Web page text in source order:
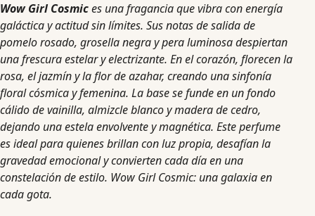
Wow Girl Cosmices una fragancia que vibra con energía
galáctica y actitud sin límites. Sus notas de salida de
pomelo rosado, grosella negra y pera luminosa despiertan
una frescura estelar y electrizante. En el corazón, florecen la
rosa, el jazmín y la flor de azahar, creando una sinfonía
floral cósmica y femenina. La base se funde en un fondo
cálido de vainilla, almizcle blanco y madera de cedro,
dejando una estela envolvente y magnética. Este perfume
es ideal para quienes brillan con luz propia, desafían la
gravedad emocional y convierten cada día en una
constelación de estilo. Wow Girl Cosmic: una galaxia en
cada gota.